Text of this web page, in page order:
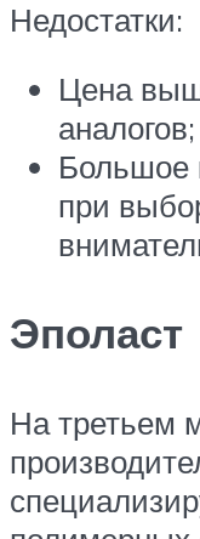
Недостатки:
Цена
аналогов;
Большое
при
Эполаст
На третьем